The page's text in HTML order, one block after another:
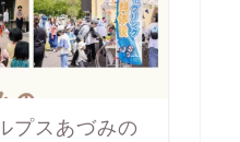
プスあづみの